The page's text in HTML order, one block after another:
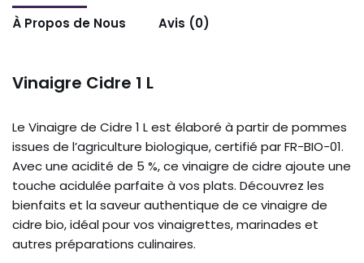
À Propos de Nous
Avis (0)
Vinaigre Cidre 1 L
Le Vinaigre de Cidre 1 L est élaboré à partir de pommes
issues de l’agriculture biologique, certifié par FR-BIO-01.
Avec une acidité de 5 %, ce vinaigre de cidre ajoute une
touche acidulée parfaite à vos plats. Découvrez les
bienfaits et la saveur authentique de ce vinaigre de
cidre bio, idéal pour vos vinaigrettes, marinades et
autres préparations culinaires.